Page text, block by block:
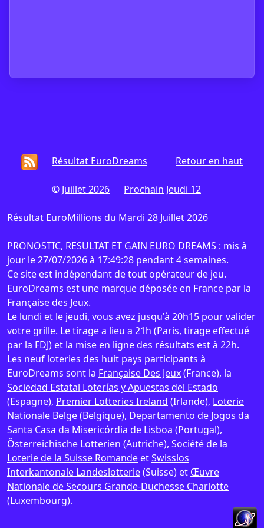
Retour en haut
Résultat EuroDreams
© Juillet 2026 Prochain Jeudi 12
Résultat EuroMillions du Mardi 28 Juillet 2026
PRONOSTIC, RESULTAT ET GAIN EURO DREAMS : mis à
jour le 27/07/2026 à 17:49:28 pendant 4 semaines.
Ce site est indépendant de tout opérateur de jeu.
EuroDreams est une marque déposée en France par la
Française des Jeux.
Le lundi et le jeudi, vous avez jusqu'à 20h15 pour valider
votre grille. Le tirage a lieu a 21h (Paris, tirage effectué
par la FDJ) et la mise en ligne des résultats est à 22h.
Les neuf loteries des huit pays participants à
EuroDreams sont la Française Des Jeux(France), la
Sociedad Estatal Loterías y Apuestas del Estado
(Espagne), Premier Lotteries Ireland (Irlande), Loterie
Nationale Belge(Belgique), Departamento de Jogos da
Santa Casa da Misericórdia de Lisboa (Portugal),
Österreichische Lotterien (Autriche), Société de la
Loterie de la Suisse Romande etSwisslos
Interkantonale Landeslotterie(Suisse) et Œuvre
Nationale de Secours Grande-Duchesse Charlotte
(Luxembourg).